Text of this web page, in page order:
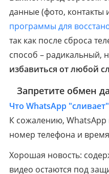
данные (фото,
программы для
так как после сброса
способ – радикальный,
избавиться от любой
Запретите обмен
Что WhatsApp
К сожалению, WhatsApp
номер телефона и
Хорошая новость:
видео остаются под